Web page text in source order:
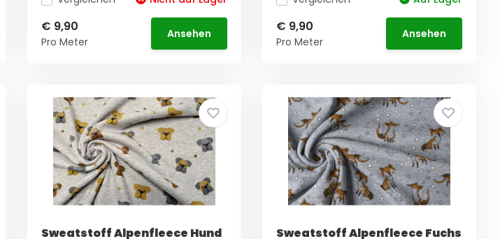
€ 9,90
Pro Meter
Ansehen € 9,90
Pro Meter
Ansehen
Sweatstoff Alpenfleece Hund
Sweatstoff Alpenfleece Fuchs